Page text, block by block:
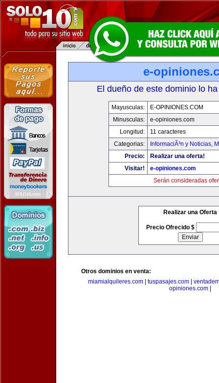
e-
El dueño de este dominio lo
Mayusculas:
E-OPINIONES.COM
Minusculas:
e-opiniones.com
Longitud:
11 caracteres
Categorias:
InformaciÃ³n y Noticias,
Precio:
Realizar una oferta!
Visitar!
e-opiniones.com
Serán consideradas
Realizar una Oferta
Precio Ofrecido $
Otros dominios en venta:
miamialquileres.com
tuspasajes.com
opiniones.com